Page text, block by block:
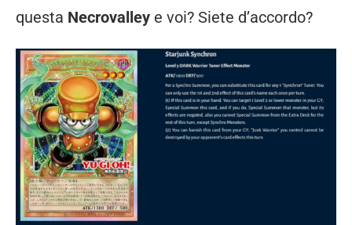
questa Necrovalley e voi? Siete d’accordo?